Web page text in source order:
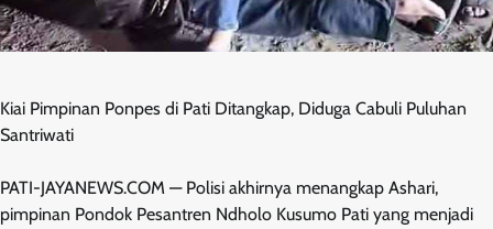
Kiai Pimpinan Ponpes di Pati Ditangkap, Diduga Cabuli Puluhan
Santriwati
PATI-JAYANEWS.COM — Polisi akhirnya menangkap Ashari,
pimpinan Pondok Pesantren Ndholo Kusumo Pati yang menjadi